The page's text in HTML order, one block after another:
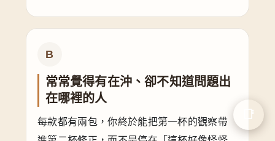
📑
B
常常覺得有在沖、卻不知道問題出
在哪裡的人
每款都有兩包，你終於能把第一杯的觀察帶